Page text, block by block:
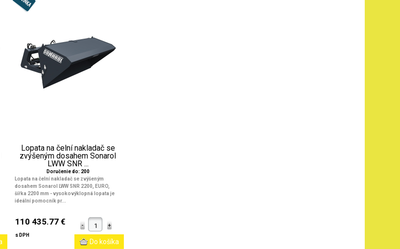
Lopata na čelní nakladač se
zvýšeným dosahem Sonarol
LWW SNR ...
Doručenie do: 200
Lopata na čelní nakladač se zvýšeným
dosahem Sonarol LWW SNR 2200, EURO,
šířka 2200 mm - vysokovýklopná lopata je
ideální pomocník pr...
110 435.77 €
s DPH